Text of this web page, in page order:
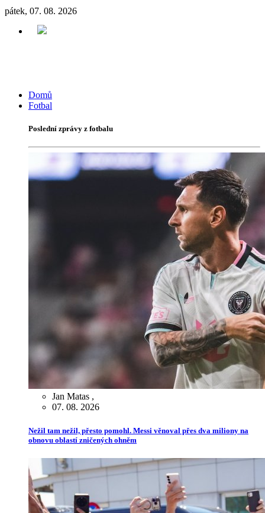
pátek, 07. 08. 2026
Domů
Fotbal
Poslední zprávy z fotbalu
Jan Matas ,
07. 08. 2026
Nežil tam nežil, přesto pomohl. Messi věnoval přes dva miliony na
obnovu oblastí zničených ohněm